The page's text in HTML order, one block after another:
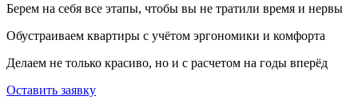
Берем на себя все этапы, чтобы вы не тратили время и нервы
Обустраиваем квартиры с учётом эргономики и комфорта
Делаем не только красиво, но и с расчетом на годы вперёд
Оставить заявку